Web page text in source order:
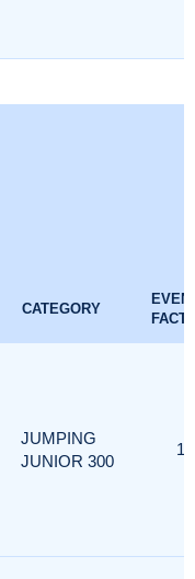
CATEGORY
JUMPING
JUNIOR 300
1